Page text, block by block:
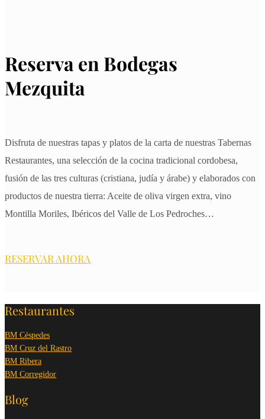
Reserva en Bodegas
Mezquita
Disfruta de nuestras tapas y platos de la carta de nuestras Tabernas
Restaurantes, una selección de la cocina tradicional cordobesa,
fusión de las tres culturas (cristiana, judía y árabe) y elaborados con
productos de nuestra tierra: Aceite de oliva virgen extra, vino
Montilla Moriles, Ibéricos del Valle de Los Pedroches…
RESERVAR AHORA
Restaurantes
BM Céspedes
BM Cruz del Rastro
BM Ribera
BM Corregidor
Blog